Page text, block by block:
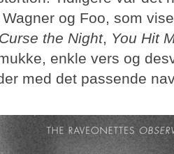
og Foo, som
Curse the Night, You Hit
enkle vers og
med det passende